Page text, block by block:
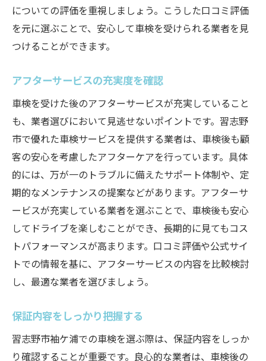
についての評価を重視しましょう。こうした口コミ評価
を元に選ぶことで、安心して車検を受けられる業者を見
つけることができます。
アフターサービスの充実度を確認
車検を受けた後のアフターサービスが充実していること
も、業者選びにおいて見逃せないポイントです。習志野
市で優れた車検サービスを提供する業者は、車検後も顧
客の安心を考慮したアフターケアを行っています。具体
的には、万が一のトラブルに備えたサポート体制や、定
期的なメンテナンスの提案などがあります。アフターサ
ービスが充実している業者を選ぶことで、車検後も安心
してドライブを楽しむことができ、長期的に見てもコス
トパフォーマンスが高まります。口コミ評価や公式サイ
トでの情報を基に、アフターサービスの内容を比較検討
し、最適な業者を選びましょう。
保証内容をしっかり把握する
習志野市袖ケ浦での車検を選ぶ際は、保証内容をしっか
り確認することが重要です。良心的な業者は、車検後の